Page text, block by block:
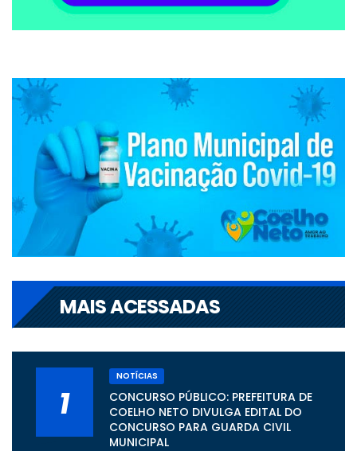
MAIS ACESSADAS
1
NOTÍCIAS
CONCURSO PÚBLICO: PREFEITURA DE
COELHO NETO DIVULGA EDITAL DO
CONCURSO PARA GUARDA CIVIL
MUNICIPAL